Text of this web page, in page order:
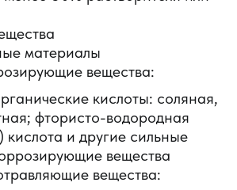
материалы
вещества:
кислоты: соляная,
фтористо-водородная
кислота и другие сильные
вещества
вещества: